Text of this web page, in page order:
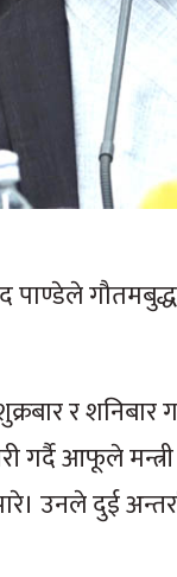
र शनिबार
गर्दै आफूले
उनले दुई